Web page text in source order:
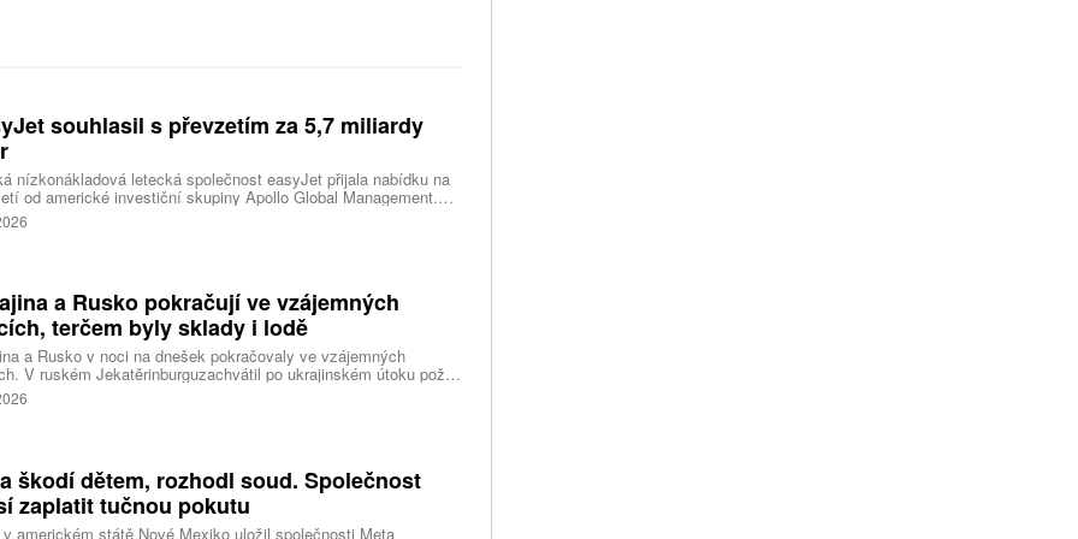
souhlasil s převzetím za 5,7 miliardy
nízkonákladová letecká společnost easyJet přijala nabídku na
od americké investiční skupiny Apollo Global Management.
oceňuje aerolinku na 5,7 miliardy liber, tedy přibližně 162
korun.
a Rusko pokračují ve vzájemných
terčem byly sklady i lodě
a Rusko v noci na dnešek pokračovaly ve vzájemných
V ruském Jekatěrinburguzachvátil po ukrajinském útoku požár
centrum ruského internetového prodejce Wildberries.
o tom informovala bez podrobností na síti Telegram.
škodí dětem, rozhodl soud. Společnost
zaplatit tučnou pokutu
americkém státě Nové Mexiko uložil společnosti Meta